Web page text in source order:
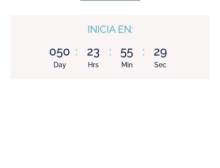
INICIA EN:
050
Day
: 23
Hrs
: 55
Min
: 28
Sec